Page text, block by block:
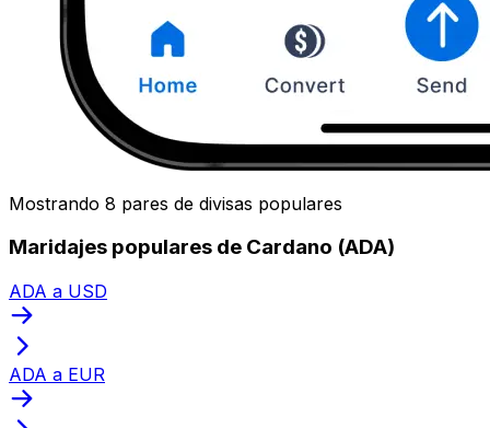
Mostrando 8 pares de divisas populares
Maridajes populares de Cardano (ADA)
ADA a USD
ADA a EUR